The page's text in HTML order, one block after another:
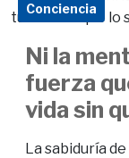
Conciencia
Ni la
fuerza
vida sin
La sabiduría